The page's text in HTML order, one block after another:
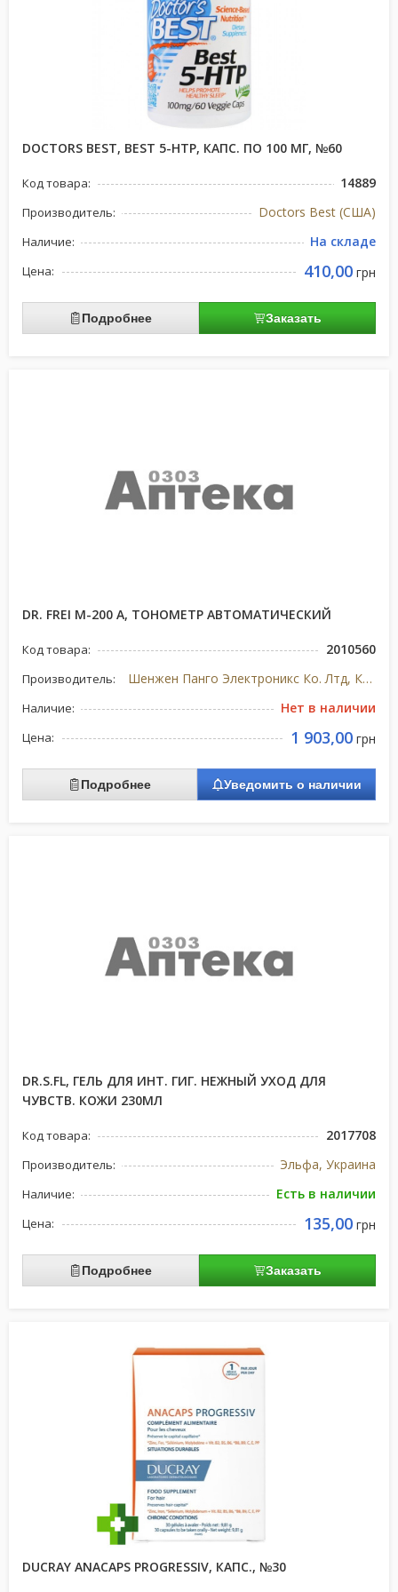
DOCTORS BEST, BEST 5-HTP, КАПС. ПО 100 МГ, №60
Код товара: 14889
Производитель: Doctors Best (США)
Наличие: На складе
Цена: 410,00 грн
Подробнее Заказать
DR. FREI M-200 A, ТОНОМЕТР АВТОМАТИЧЕСКИЙ
Код товара: 2010560
Производитель: Шенжен Панго Электроникс Ко. Лтд, Китай
Наличие: Нет в наличии
Цена: 1 903,00 грн
Подробнее Уведомить о наличии
DR.S.FL, ГЕЛЬ ДЛЯ ИНТ. ГИГ. НЕЖНЫЙ УХОД ДЛЯ
ЧУВСТВ. КОЖИ 230МЛ
Код товара: 2017708
Производитель: Эльфа, Украина
Наличие: Есть в наличии
Цена: 135,00 грн
Подробнее Заказать
DUCRAY ANACAPS PROGRESSIV, КАПС., №30